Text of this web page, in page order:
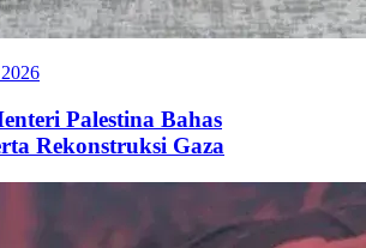
Palestina Bahas
Rekonstruksi Gaza